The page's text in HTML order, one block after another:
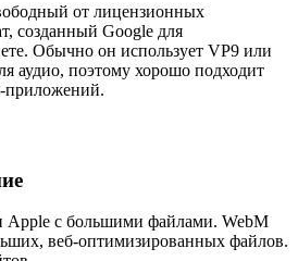
от лицензионных
созданный Google для
Обычно он использует VP9 или
аудио, поэтому хорошо подходит
приложений.
Apple с большими файлами. WebM
веб-оптимизированных файлов.